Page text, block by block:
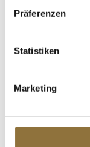
Präferenzen
Statistiken
Marketing